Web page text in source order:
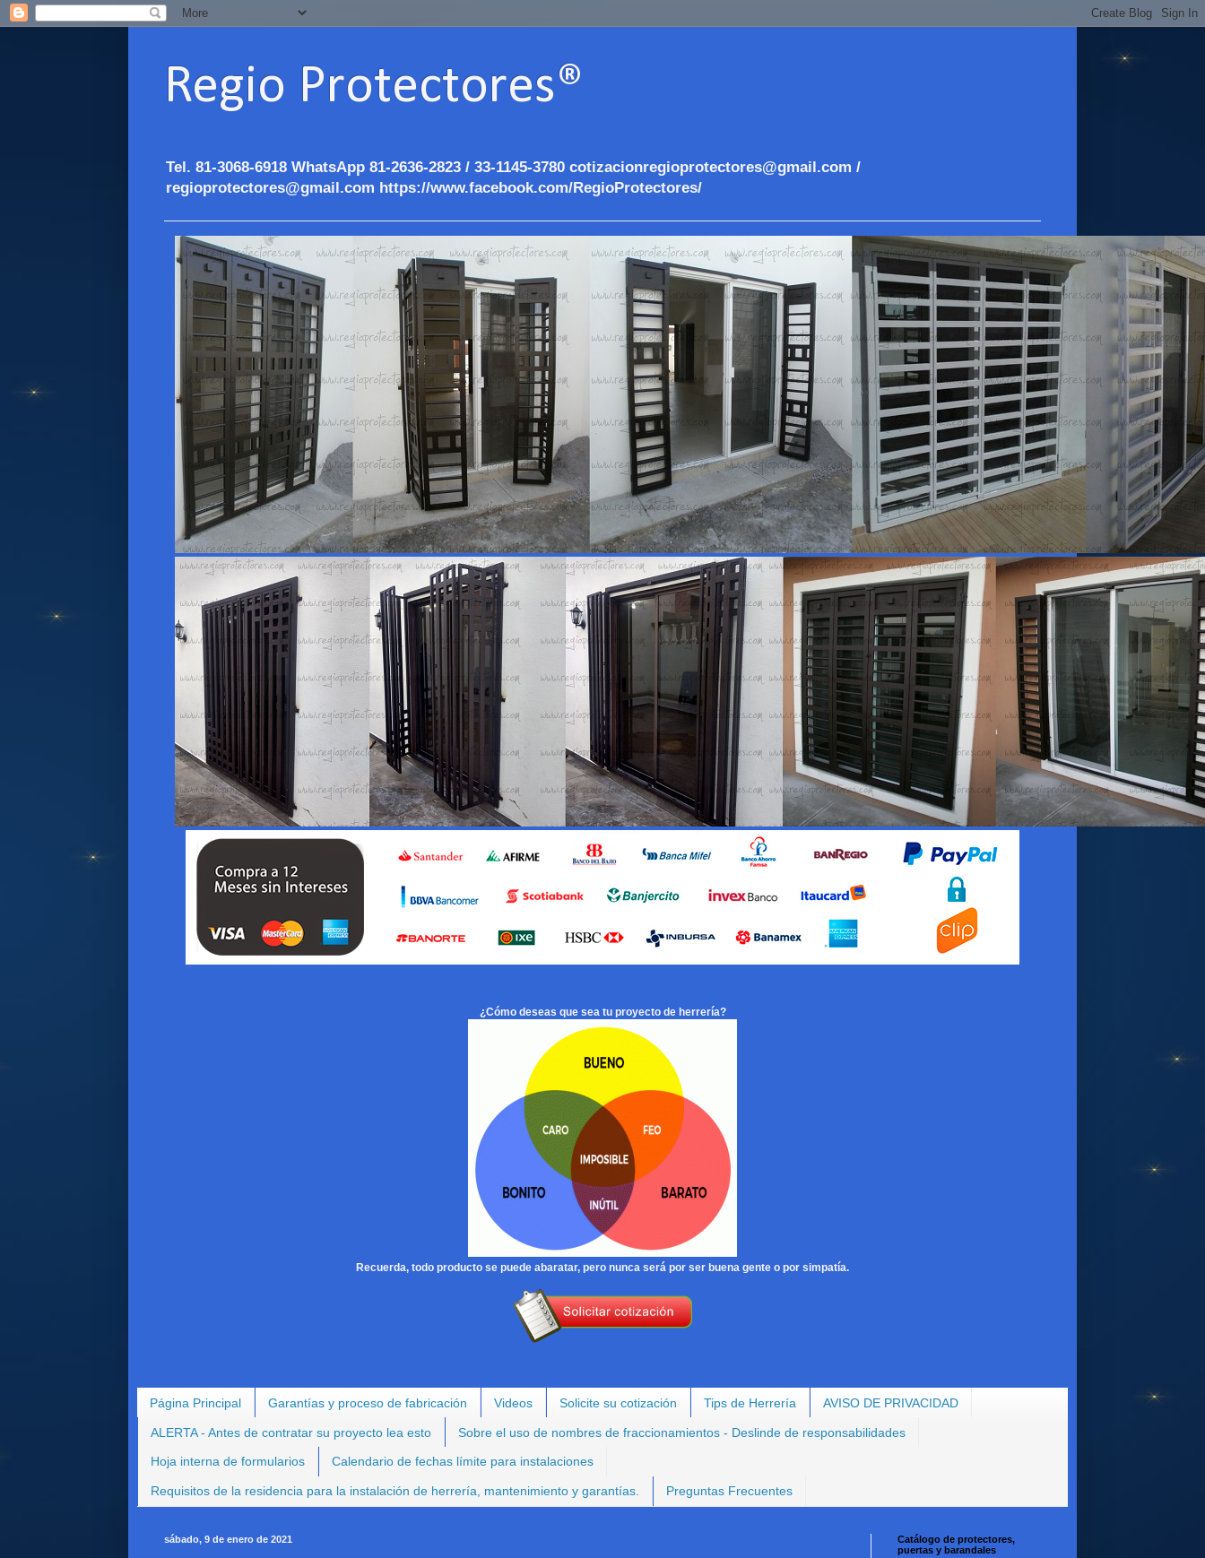
Regio Protectores®
Tel. 81-3068-6918 WhatsApp 81-2636-2823 / 33-1145-3780 cotizacionregioprotectores@gmail.com /
regioprotectores@gmail.com https://www.facebook.com/RegioProtectores/
¿Cómo deseas que sea tu proyecto de herrería?
Recuerda, todo producto se puede abaratar, pero nunca será por ser buena gente o por simpatía.
Página Principal Garantías y proceso de fabricación Videos Solicite su cotización Tips de Herrería AVISO DE PRIVACIDAD
ALERTA - Antes de contratar su proyecto lea esto Sobre el uso de nombres de fraccionamientos - Deslinde de responsabilidades
Hoja interna de formularios Calendario de fechas límite para instalaciones
Requisitos de la residencia para la instalación de herrería, mantenimiento y garantías. Preguntas Frecuentes
sábado, 9 de enero de 2021
Catálogo de protectores,
puertas y barandales